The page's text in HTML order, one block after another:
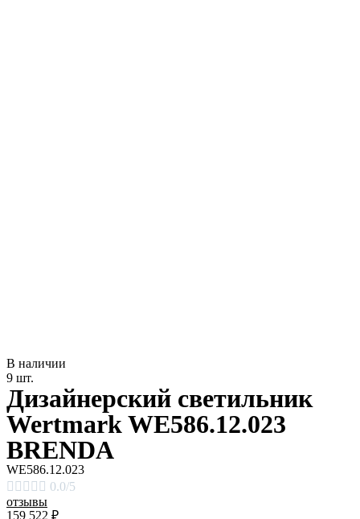
В наличии
9 шт.
Дизайнерский светильник
Wertmark WE586.12.023
BRENDA
WE586.12.023
     0.0/5
отзывы
159 522 ₽